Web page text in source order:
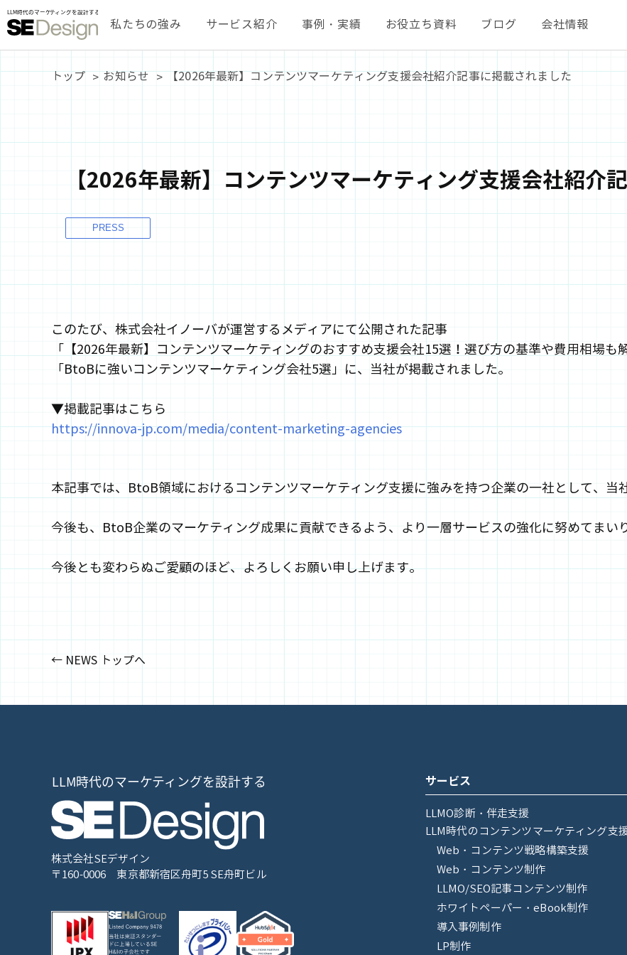
私たちの強み サービス紹介 事例・実績 お役立ち資料 ブログ 会社情報
トップ お知らせ 【2026年最新】コンテンツマーケティング支援会社紹介記事に掲載されました
【2026年最新】コンテンツマーケティング支援会社紹介
PRESS
このたび、株式会社イノーバが運営するメディアにて公開された記事
「【2026年最新】コンテンツマーケティングのおすすめ支援会社15選！選び方の基準や費用相場も
「BtoBに強いコンテンツマーケティング会社5選」に、当社が掲載されました。
▼掲載記事はこちら
https://innova-jp.com/media/content-marketing-agencies
本記事では、BtoB領域におけるコンテンツマーケティング支援に強みを持つ企業の一社として、当
今後も、BtoB企業のマーケティング成果に貢献できるよう、より一層サービスの強化に努めてまい
今後とも変わらぬご愛顧のほど、よろしくお願い申し上げます。
NEWS トップへ
株式会社SEデザイン
〒160-0006
東京都新宿区舟町5 SE舟町ビル
サービス
LLMO診断・伴走支援
LLM時代のコンテンツマーケティング支
Web・コンテンツ戦略構築支援
Web・コンテンツ制作
LLMO/SEO記事コンテンツ制作
ホワイトペーパー・eBook制作
導入事例制作
LP制作